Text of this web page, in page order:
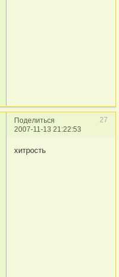
Поделиться
27
2007-11-13 21:22:53
хитрость